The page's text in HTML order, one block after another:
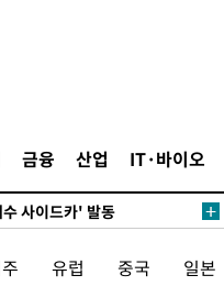
금융 산업 IT·바이오
…이건 체스게임"
군공항 기능 다른 군공항
행선 무정차 통과 종료
원
오른 6306.33 개장
유럽 중국 일본